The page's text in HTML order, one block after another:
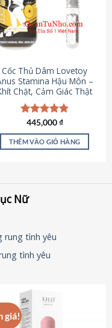
Cốc Thủ Dâm Lovetoy
Stamina Hậu Môn –
Chặt, Cảm Giác Thật
Được xếp
hạng4.84
5 sao
445,000₫
THÊM VÀO GIỎ HÀNG
Nữ
rung tình yêu
tình yêu
giá!